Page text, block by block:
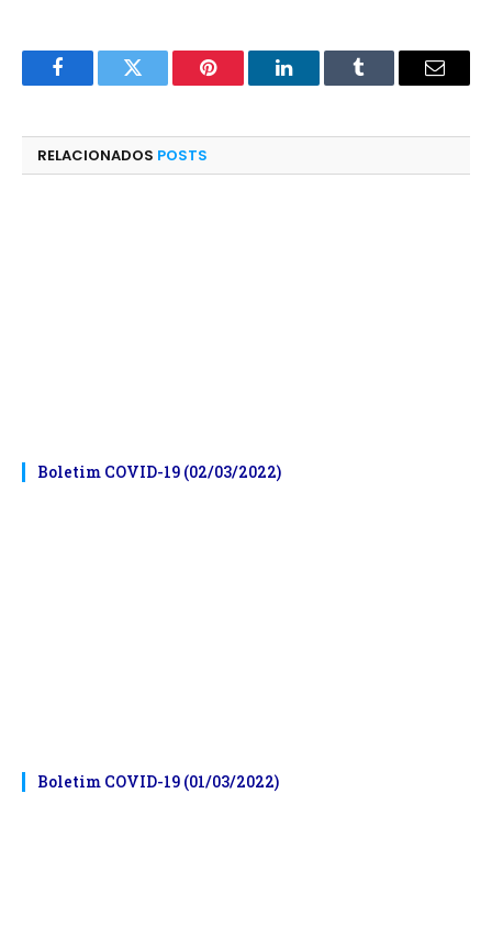
FacebookTwitter Pinterest LinkedInTumblr
E-
RELACIONADOS POSTS
Boletim COVID-19 (02/03/2022)
Boletim COVID-19 (01/03/2022)